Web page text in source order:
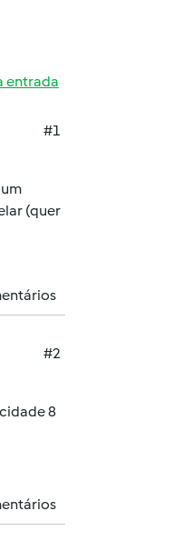
entrada
#1
(quer
#2
8